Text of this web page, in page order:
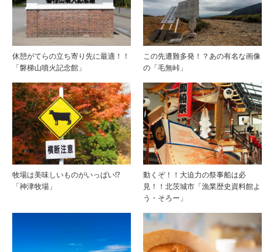
休憩がてらの立ち寄り先に最適！！
「磐梯山噴火記念館」
この先遭難多発！？あの有名な画像
の「毛無峠」
牧場は美味しいものがいっぱい!?
「神津牧場」
動くぞ！！大迫力の祭事船は必
見！！北茨城市「漁業歴史資料館よ
う・そろー」